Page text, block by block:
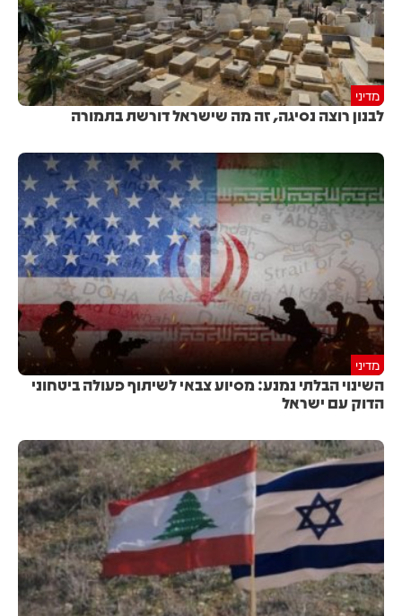
מדיני
לבנון רוצה נסיגה, זה מה שישראל דורשת בתמורה
מדיני
השינוי הבלתי נמנע: מסיוע צבאי לשיתוף פעולה ביטחוני
הדוק עם ישראל